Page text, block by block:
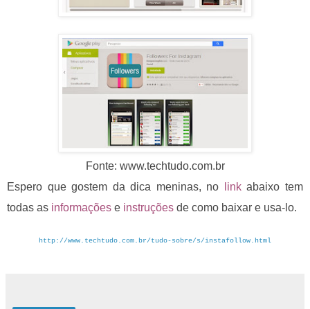
Fonte: www.techtudo.com.br
Espero que gostem da dica meninas, no
linkabaixo tem
todas as informações e instruções de como baixar e usa-lo.
http://www.techtudo.com.br/tudo-sobre/s/instafollow.html